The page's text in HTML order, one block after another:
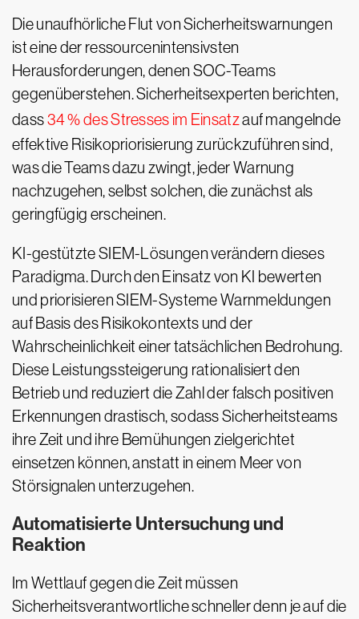
Die unaufhörliche Flut von Sicherheitswarnungen
ist eine der ressourcenintensivsten
Herausforderungen, denen SOC-Teams
gegenüberstehen. Sicherheitsexperten berichten,
dass34 % des Stresses im Einsatzauf mangelnde
effektive Risikopriorisierung zurückzuführen sind,
was die Teams dazu zwingt, jeder Warnung
nachzugehen, selbst solchen, die zunächst als
geringfügig erscheinen.
KI-gestützte SIEM-Lösungen verändern dieses
Paradigma. Durch den Einsatz von KI bewerten
und priorisieren SIEM-Systeme Warnmeldungen
auf Basis des Risikokontexts und der
Wahrscheinlichkeit einer tatsächlichen Bedrohung.
Diese Leistungssteigerung rationalisiert den
Betrieb und reduziert die Zahl der falsch positiven
Erkennungen drastisch, sodass Sicherheitsteams
ihre Zeit und ihre Bemühungen zielgerichtet
einsetzen können, anstatt in einem Meer von
Störsignalen unterzugehen.
Automatisierte Untersuchung und
Reaktion
Im Wettlauf gegen die Zeit müssen
Sicherheitsverantwortliche schneller denn je auf die